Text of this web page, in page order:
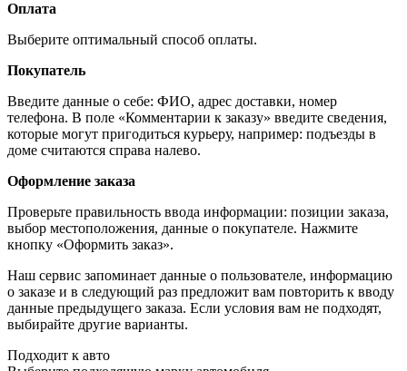
Оплата
Выберите оптимальный способ оплаты.
Покупатель
Введите данные о себе: ФИО, адрес доставки, номер
телефона. В поле «Комментарии к заказу» введите сведения,
которые могут пригодиться курьеру, например: подъезды в
доме считаются справа налево.
Оформление заказа
Проверьте правильность ввода информации: позиции заказа,
выбор местоположения, данные о покупателе. Нажмите
кнопку «Оформить заказ».
Наш сервис запоминает данные о пользователе, информацию
о заказе и в следующий раз предложит вам повторить к вводу
данные предыдущего заказа. Если условия вам не подходят,
выбирайте другие варианты.
Подходит к авто